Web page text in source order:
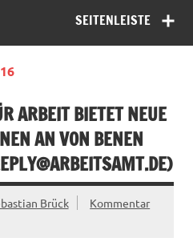
SEITENLEISTE
ARBEIT BIETET NEUE
AN VON BENEN
)
Brück
Kommentar